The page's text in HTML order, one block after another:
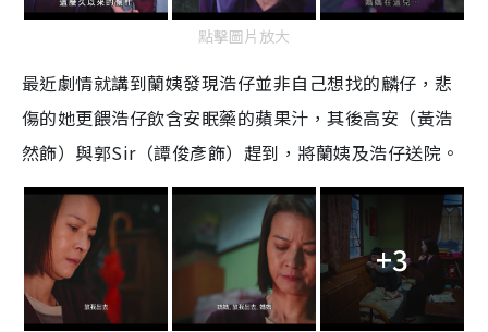
點擊圖片放大
最近劇情就講到蘭姨發現浩仔並非自己想找的麟仔，悲
傷的她更餵浩仔飲含安眠藥的蘋果汁，其後高安（黃浩
然飾）與郭Sir（譚俊彥飾）趕到，將蘭姨及浩仔送院。
+3